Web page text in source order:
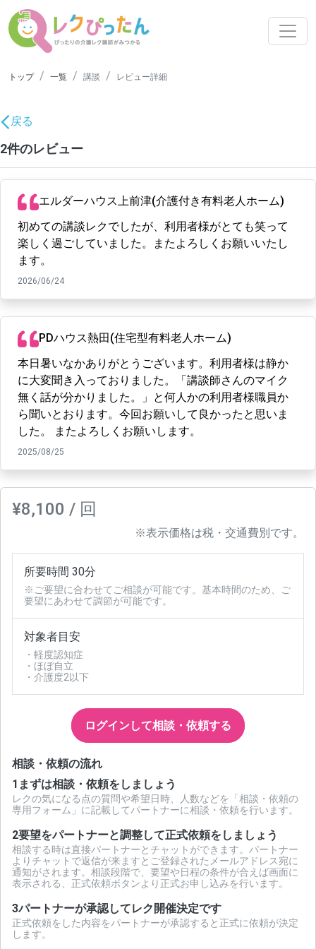
トップ 一覧 講談 レビュー詳細
戻る
2件のレビュー
エルダーハウス上前津(介護付き有料老人ホーム)
初めての講談レクでしたが、利用者様がとても笑って
楽しく過ごしていました。またよろしくお願いいたし
ます。
2026/06/24
PDハウス熱田(住宅型有料老人ホーム)
本日暑いなかありがとうございます。利用者様は静か
に大変聞き入っておりました。「講談師さんのマイク
無く話が分かりました。」と何人かの利用者様職員か
ら聞いとおります。今回お願いして良かったと思いま
した。 またよろしくお願いします。
2025/08/25
¥8,100 / 回
※表示価格は税・交通費別です。
所要時間 30分
※ご要望に合わせてご相談が可能です。基本時間のため、ご
要望にあわせて調節が可能です。
対象者目安
・軽度認知症
・ほぼ自立
・介護度2以下
ログインして相談・依頼する
相談・依頼の流れ
1 まずは相談・依頼をしましょう
レクの気になる点の質問や希望日時、人数などを「相談・依頼の
専用フォーム」に記載してパートナーに相談・依頼を行います。
2要望をパートナーと調整して正式依頼をしましょう
相談する時は直接パートナーとチャットができます。パートナー
よりチャットで返信が来ますとご登録されたメールアドレス宛に
通知がされます。相談段階で、要望や日程の条件が合えば画面に
表示される、正式依頼ボタンより正式お申し込みを行います。
3パートナーが承認してレク開催決定です
正式依頼をした内容をパートナーが承認すると正式に依頼が決定
します。